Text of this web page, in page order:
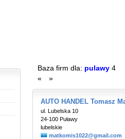
Baza firm dla: pulawy 4
«
»
AUTO HANDEL Tomasz
ul. Lubelska 10
24-100 Puławy
lubelskie
matkomis1022@gmail.com